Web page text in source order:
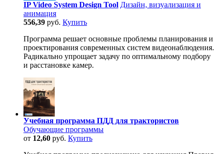
IP Video System Design Tool Дизайн, визуализация и
анимация
556,39 руб. Купить
Программа решает основные проблемы планирования и
проектирования современных систем видеонаблюдения.
Радикально упрощает задачу по оптимальному подбору
и расстановке камер.
Учебная программа ПДД для трактористов
Обучающие программы
от 12,60 руб. Купить